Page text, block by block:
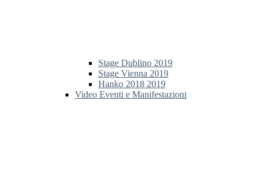
Stage Dublino 2019
Stage Vienna 2019
Hanko 2018 2019
Video Eventi e Manifestazioni